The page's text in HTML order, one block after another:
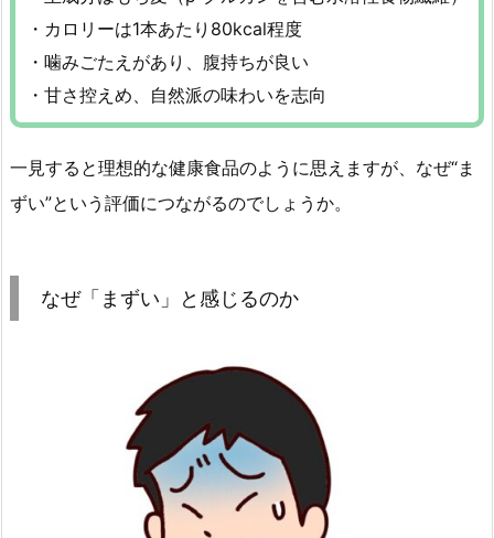
・カロリーは1本あたり80kcal程度
・噛みごたえがあり、腹持ちが良い
・甘さ控えめ、自然派の味わいを志向
一見すると理想的な健康食品のように思えますが、なぜ“ま
ずい”という評価につながるのでしょうか。
なぜ「まずい」と感じるのか